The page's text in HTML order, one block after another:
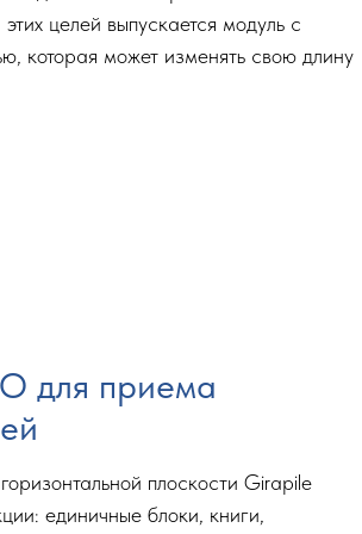
целей выпускается модуль с
которая может изменять свою длину
для приема
плоскости Girapile
единичные блоки, книги,